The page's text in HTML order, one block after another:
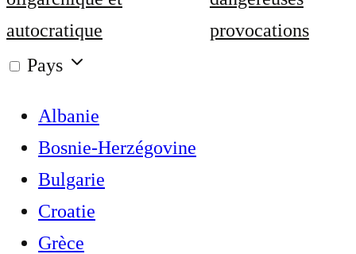
autocratique
provocations
Pays
Albanie
Bosnie-Herzégovine
Bulgarie
Croatie
Grèce